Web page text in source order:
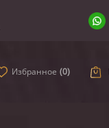
Избранное (0)